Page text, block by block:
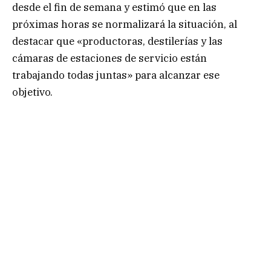
desde el fin de semana y estimó que en las
próximas horas se normalizará la situación, al
destacar que «productoras, destilerías y las
cámaras de estaciones de servicio están
trabajando todas juntas» para alcanzar ese
objetivo.